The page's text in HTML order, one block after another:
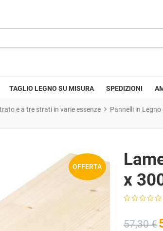
TAGLIO LEGNO SU MISURA SPEDIZIONI
e a tre strati in varie essenze Pannelli in
OFFERTA
x
57,30 €